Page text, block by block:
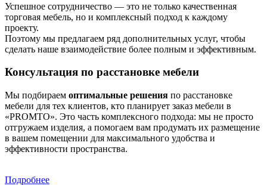
Успешное сотрудничество — это не только качественная
торговая мебель, но и комплексный подход к каждому
проекту.
Поэтому мы предлагаем ряд дополнительных услуг, чтобы
сделать наше взаимодействие более полным и эффективным.
Консультация по расстановке мебели
Мы подбираем оптимальные решения по расстановке
мебели для тех клиентов, кто планирует заказ мебели в
«PROMTO». Это часть комплексного подхода: мы не просто
отгружаем изделия, а помогаем вам продумать их размещение
в вашем помещении для максимального удобства и
эффективности пространства.
Подробнее